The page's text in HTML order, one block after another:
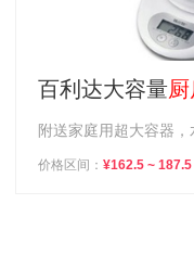
百利达大容量
附送家庭用超大容器，
价格区间： ¥162.5 ~ 187.5